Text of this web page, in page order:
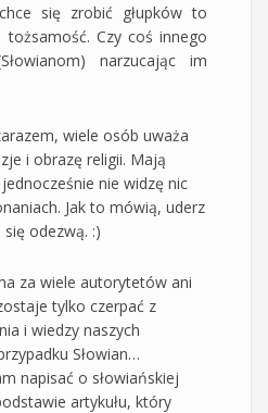
się zrobić głupków to
Czy coś innego
narzucając im
wiele osób uważa
i obrazę religii. Mają
nie widzę nic
Jak to mówią, uderz
odezwą. :)
za wiele autorytetów ani
tylko czerpać z
i wiedzy naszych
Słowian…
napisać o słowiańskiej
artykułu, który